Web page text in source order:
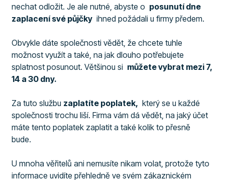
nechat odložit. Je ale nutné, abyste o posunutí dne
zaplacení své půjčky ihned požádali u firmy předem.
Obvykle dáte společnosti vědět, že chcete tuhle
možnost využít a také, na jak dlouho potřebujete
splatnost posunout. Většinou si můžete vybrat mezi 7,
14 a 30 dny.
Za tuto službu zaplatíte poplatek, který se u každé
společnosti trochu liší. Firma vám dá vědět, na jaký účet
máte tento poplatek zaplatit a také kolik to přesně
bude.
U mnoha věřitelů ani nemusíte nikam volat, protože tyto
informace uvidíte přehledně ve svém zákaznickém